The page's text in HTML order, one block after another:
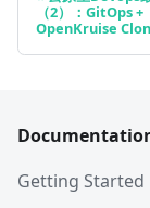
（2）：GitOps +
OpenKruise
Getting Started